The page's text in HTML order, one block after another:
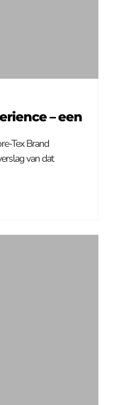
– een
Tex Brand
van dat